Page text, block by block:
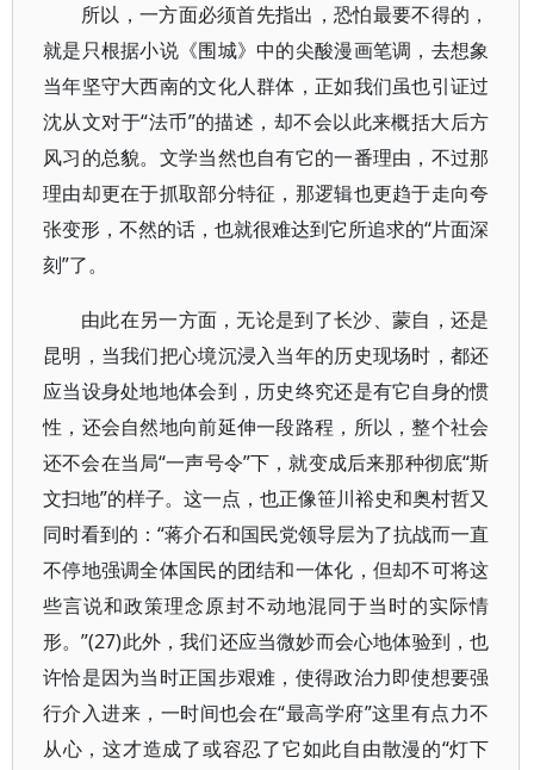
所以，一方面必须首先指出，恐怕最要不得的，
就是只根据小说《围城》中的尖酸漫画笔调，去想象
当年坚守大西南的文化人群体，正如我们虽也引证过
沈从文对于“法币”的描述，却不会以此来概括大后方
风习的总貌。文学当然也自有它的一番理由，不过那
理由却更在于抓取部分特征，那逻辑也更趋于走向夸
张变形，不然的话，也就很难达到它所追求的“片面深
刻”了。
由此在另一方面，无论是到了长沙、蒙自，还是
昆明，当我们把心境沉浸入当年的历史现场时，都还
应当设身处地地体会到，历史终究还是有它自身的惯
性，还会自然地向前延伸一段路程，所以，整个社会
还不会在当局“一声号令”下，就变成后来那种彻底“斯
文扫地”的样子。这一点，也正像笹川裕史和奥村哲又
同时看到的：“蒋介石和国民党领导层为了抗战而一直
不停地强调全体国民的团结和一体化，但却不可将这
些言说和政策理念原封不动地混同于当时的实际情
形。”(27)此外，我们还应当微妙而会心地体验到，也
许恰是因为当时正国步艰难，使得政治力即使想要强
行介入进来，一时间也会在“最高学府”这里有点力不
从心，这才造成了或容忍了它如此自由散漫的“灯下